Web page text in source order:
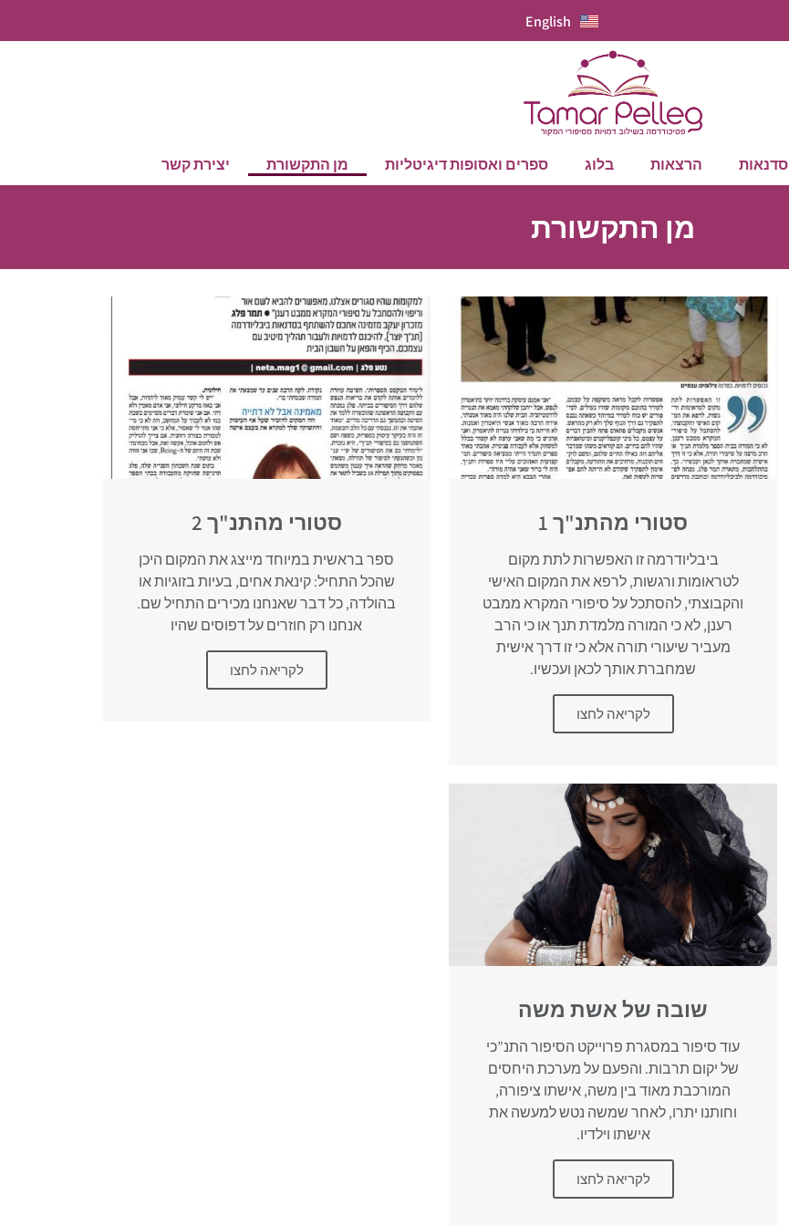
English
סדנאות הרצאות בלוג ספרים ואסופות דיגיטליות מן התקשורת יצירת קשר
מן התקשורת
סטורי מהתנ"ך 1
ביבליודרמה זו האפשרות לתת מקום
לטראומות ורגשות, לרפא את המקום האישי
והקבוצתי, להסתכל על סיפורי המקרא ממבט
רענן, לא כי המורה מלמדת תנך או כי הרב
מעביר שיעורי תורה אלא כי זו דרך אישית
שמחברת אותך לכאן ועכשיו.
לקריאה לחצו
שובה של אשת משה
עוד סיפור במסגרת פרוייקט הסיפור התנ”כי
של יקום תרבות. והפעם על מערכת היחסים
המורכבת מאוד בין משה, אישתו ציפורה,
וחותנו יתרו, לאחר שמשה נטש למעשה את
אישתו וילדיו.
לקריאה לחצו
סטורי מהתנ"ך 2
ספר בראשית במיוחד מייצג את המקום היכן
שהכל התחיל: קינאת אחים, בעיות בזוגיות או
בהולדה, כל דבר שאנחנו מכירים התחיל שם.
אנחנו רק חוזרים על דפוסים שהיו
לקריאה לחצו